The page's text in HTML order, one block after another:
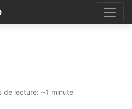
de lecture: ~1 minute